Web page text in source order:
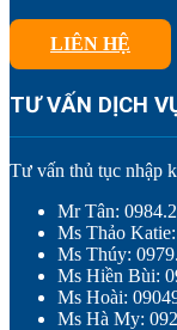
LIÊN HỆ
TƯ VẤN DỊCH
Tư vấn thủ tục nhập
Mr Tân:
Ms Thảo
Ms Thúy:
Ms Hiền Bùi:
Ms Hoài:
Ms Hà My: